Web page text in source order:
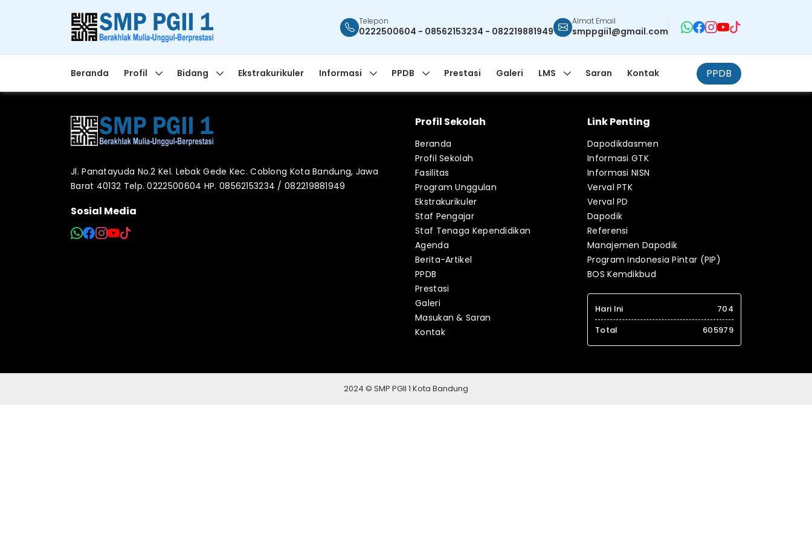
Telepon
0222500604 - 08562153234 - 082219881949
Almat Email
smppgii1@gmail.com
Beranda Profil Bidang Ekstrakurikuler Informasi PPDB Prestasi Galeri LMS Saran Kontak PPDB
Jl. Panatayuda No.2 Kel. Lebak Gede Kec. Coblong Kota Bandung, Jawa
Barat 40132 Telp. 0222500604 HP. 08562153234 / 082219881949
Sosial Media
Profil Sekolah
Beranda
Profil Sekolah
Fasilitas
Program Unggulan
Ekstrakurikuler
Staf Pengajar
Staf Tenaga Kependidikan
Agenda
Berita-Artikel
PPDB
Prestasi
Galeri
Masukan & Saran
Kontak
Link Penting
Dapodikdasmen
Informasi GTK
Informasi NISN
Verval PTK
Verval PD
Dapodik
Referensi
Manajemen Dapodik
Program Indonesia Pintar (PIP)
BOS Kemdikbud
Hari Ini
704
Total
605979
2024 © SMP PGII 1 Kota Bandung